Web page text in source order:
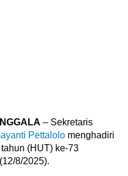
– Sekretaris
Pettalolo menghadiri
(HUT) ke-73
8/2025).